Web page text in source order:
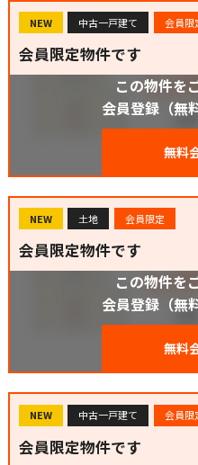
NEW 中古一戸建て 会員限
会員限定物件です
この物件を
会員登録（無
無料
NEW 土地 会員限定
会員限定物件です
この物件を
会員登録（無
無料
NEW 中古一戸建て 会員限
会員限定物件です